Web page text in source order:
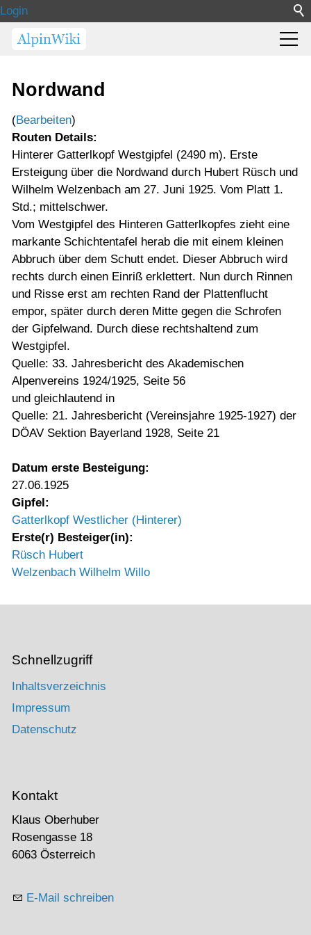
Login
Nordwand
(Bearbeiten)
Routen Details:
Hinterer Gatterlkopf Westgipfel (2490 m). Erste
Ersteigung über die Nordwand durch Hubert Rüsch und
Wilhelm Welzenbach am 27. Juni 1925. Vom Platt 1.
Std.; mittelschwer.
Vom Westgipfel des Hinteren Gatterlkopfes zieht eine
markante Schichtentafel herab die mit einem kleinen
Abbruch über dem Schutt endet. Dieser Abbruch wird
rechts durch einen Einriß erklettert. Nun durch Rinnen
und Risse erst am rechten Rand der Plattenflucht
empor, später durch deren Mitte gegen die Schrofen
der Gipfelwand. Durch diese rechtshaltend zum
Westgipfel.
Quelle: 33. Jahresbericht des Akademischen
Alpenvereins 1924/1925, Seite 56
und gleichlautend in
Quelle: 21. Jahresbericht (Vereinsjahre 1925-1927) der
DÖAV Sektion Bayerland 1928, Seite 21
Datum erste Besteigung:
27.06.1925
Gipfel:
Gatterlkopf Westlicher (Hinterer)
Erste(r) Besteiger(in):
Rüsch Hubert
Welzenbach Wilhelm Willo
Schnellzugriff
Inhaltsverzeichnis
Impressum
Datenschutz
Kontakt
Klaus Oberhuber
Rosengasse 18
6063 Österreich
E-Mail schreiben